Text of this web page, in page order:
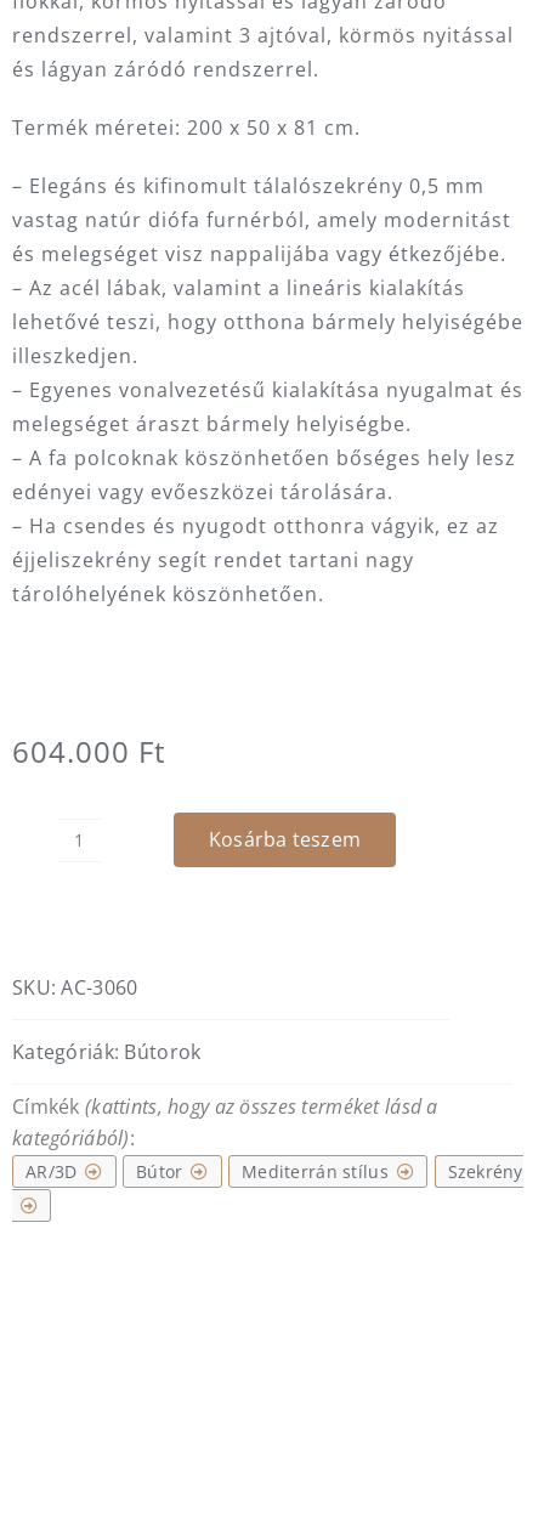
rendszerrel, valamint 3 ajtóval, körmös nyitással
és lágyan záródó rendszerrel.
Termék méretei: 200 x 50 x 81 cm.
– Elegáns és kifinomult tálalószekrény 0,5 mm
vastag natúr diófa furnérból, amely modernitást
és melegséget visz nappalijába vagy étkezőjébe.
– Az acél lábak, valamint a lineáris kialakítás
lehetővé teszi, hogy otthona bármely helyiségébe
illeszkedjen.
– Egyenes vonalvezetésű kialakítása nyugalmat és
melegséget áraszt bármely helyiségbe.
– A fa polcoknak köszönhetően bőséges hely lesz
edényei vagy evőeszközei tárolására.
– Ha csendes és nyugodt otthonra vágyik, ez az
éjjeliszekrény segít rendet tartani nagy
tárolóhelyének köszönhetően.
604.000 Ft
Caldera
Kosárba teszem
SKU:AC-3060
Kategóriák: Bútorok
Címkék (kattints, hogy az összes terméket lásd a
kategóriából):
AR/3D Bútor Mediterrán stílus Szekrény